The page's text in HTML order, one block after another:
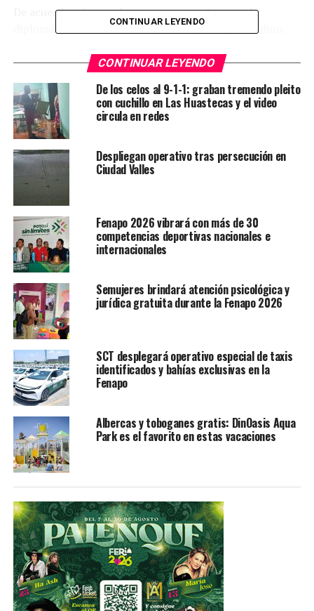
De acuerdo a la mandataria interina, el grupo de
diplomáticos tiene 72 horas para dejar el país andino.
Al fundamentar su decisión se refirió al presunto
intento de ingreso, que calificó de “subrepticio”, a la
residencia de México en La Paz, capital boliviana, el
pasado viernes.
Ambas representaciones diplomáticas lesionaron la
dignidad y soberanía del pueblo boliviano, aseguró.
“La conducta hostil, intentando ingresar de forma
subrepticia y clandestina a la residencia de México en
Bolivia, son hechos que no podemos dejar pasar y han
generado consecuencias”, manifestó Áñez, encargada
del Ejecutivo tras la renuncia de Evo Morales el pasado
10 de noviembre.
Por su parte la canciller boliviana, Karen Longaric,
aclaró que no se trata de una ruptura de relaciones
diplomáticas con España o México, sino una sugerencia
para que ambos gobiernos acrediten a nuevos
diplomáticos en reemplazo de “quienes irrespetaron la
soberanía de Bolivia”.
El pasado viernes cuatro miembros del Grupo Especial
de Operaciones (GEO) de la policía española, acompañó
a Borreguero y Hernández a una visita de cortesía a la
embajadora mexicana Mercado e su residencia.
La residencia de la diplomática se encuentra desde el 10
de noviembre bajo fuertes medidas de seguridad, que
incluye el vuelo de drones, a fin de evitar que nueve
exfuncionarios del gobierno de Morales abandonen la
residencia diplomática mexicana.
Mientras el grupo espera salvoconductos para
CONTINUAR LEYENDO
CONTINUAR LEYENDO
De los celos al 9-1-1: graban tremendo pleito
con cuchillo en Las Huastecas y el video
circula en redes
Despliegan operativo tras persecución en
Ciudad Valles
Fenapo 2026 vibrará con más de 30
competencias deportivas nacionales e
internacionales
Semujeres brindará atención psicológica y
jurídica gratuita durante la Fenapo 2026
SCT desplegará operativo especial de taxis
identificados y bahías exclusivas en la
Fenapo
Albercas y toboganes gratis: DinOasis Aqua
Park es el favorito en estas vacaciones